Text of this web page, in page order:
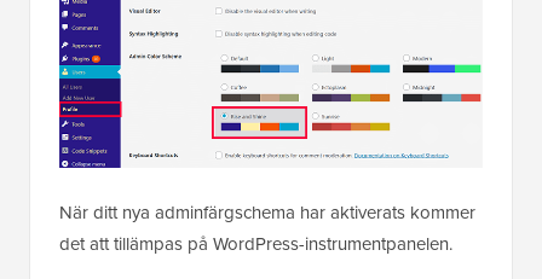
När ditt nya adminfärgschema har aktiverats kommer
det att tillämpas på WordPress-instrumentpanelen.